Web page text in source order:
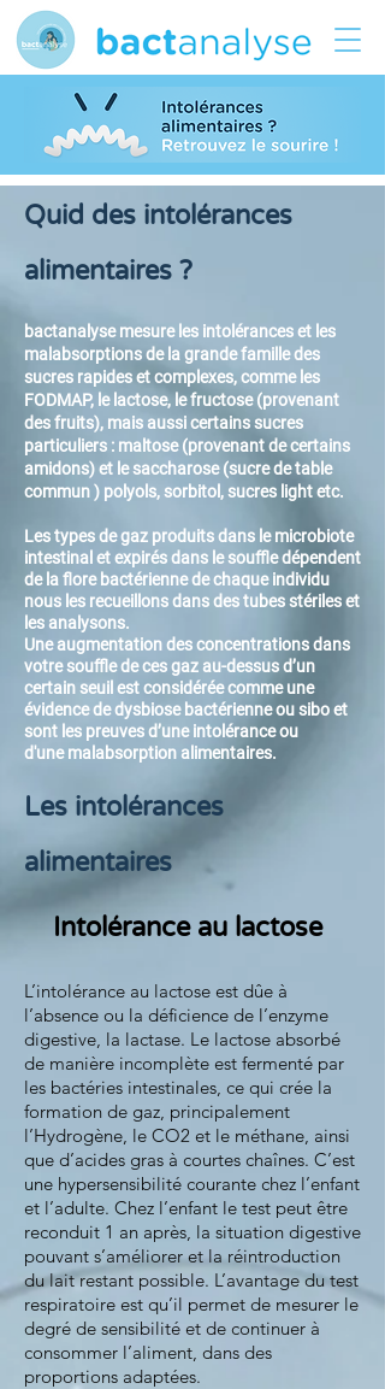
Quid des intolérances
alimentaires ?
bactanalyse mesure les intolérances et les
malabsorptions de la grande famille des
sucres rapides et complexes, comme les
FODMAP, le lactose, le fructose (provenant
des fruits), mais aussi certains sucres
particuliers : maltose (provenant de certains
amidons) et le saccharose (sucre de table
commun ) polyols, sorbitol, sucres light etc.
Les types de gaz produits dans le microbiote
intestinal et expirés dans le souffle dépendent
de la flore bactérienne de chaque individu
nous les recueillonsdans des tubesstérileset
les analysons.
Une augmentation des concentrations dans
votre souffle de ces gaz au-dessus d’un
certain seuil est considérée comme une
évidence de dysbiose bactérienneou sibo et
sont les preuves d’une intolérance ou
d'unemalabsorption alimentaires.
Les intolérances
alimentaires
Intolérance au lactose
L’intolérance au lactose est dûe à
l’absence ou la déficience de l’enzyme
digestive, la lactase. Le lactose absorbé
de manière incomplète est fermenté par
les bactéries intestinales, ce qui crée la
formation de gaz, principalement
l’Hydrogène, le CO2 et le méthane, ainsi
que d’acides gras à courtes chaînes. C’est
une hypersensibilité courante chez l’enfant
et l’adulte. Chez l’enfant le test peut être
reconduit 1 an après, la situation digestive
pouvant s’améliorer et la réintroduction
du lait restant possible. L’avantage du test
respiratoire est qu’il permet de mesurer le
degré de sensibilité et de continuer à
consommer l’aliment, dans des
proportions adaptées.